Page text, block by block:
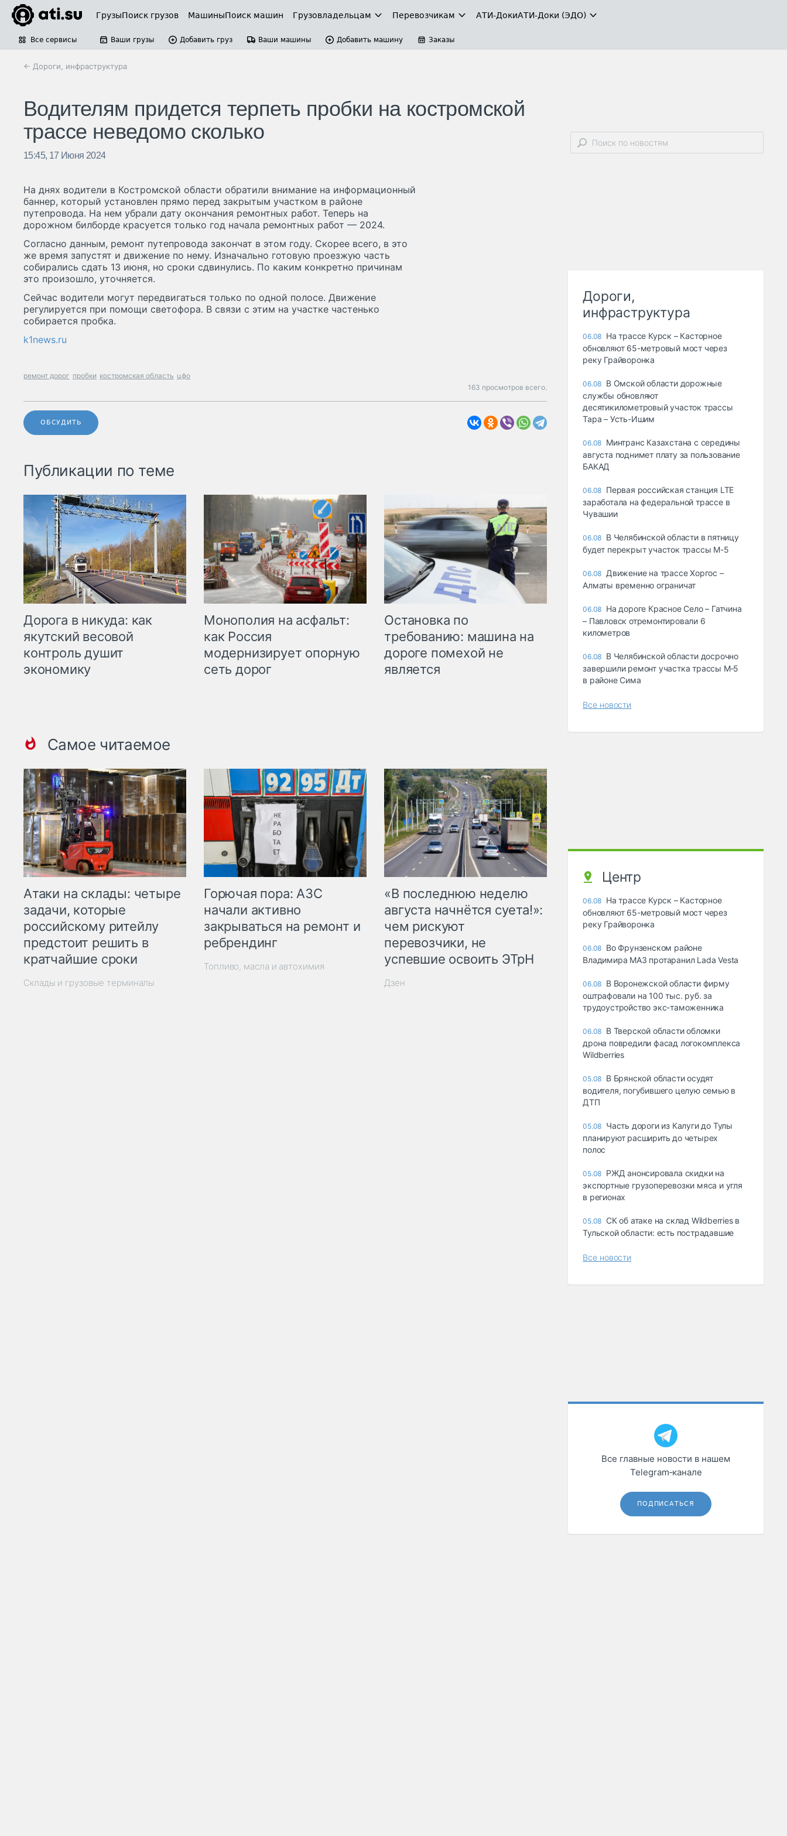
ГрузыПоиск грузов МашиныПоиск машин Грузовладельцам Перевозчикам АТИ-ДокиАТИ-Доки (ЭДО)
Все сервисы Ваши грузы Добавить груз Ваши машины Добавить машину Заказы
← Дороги, инфраструктура
Водителям придется терпеть пробки на костромской
трассе неведомо сколько
15:45, 17 Июня 2024
На днях водители в Костромской области обратили внимание на информационный
баннер, который установлен прямо перед закрытым участком в районе
путепровода. На нем убрали дату окончания ремонтных работ. Теперь на
дорожном билборде красуется только год начала ремонтных работ — 2024.
Согласно данным, ремонт путепровода закончат в этом году. Скорее всего, в это
же время запустят и движение по нему. Изначально готовую проезжую часть
собирались сдать 13 июня, но сроки сдвинулись. По каким конкретно причинам
это произошло, уточняется.
Сейчас водители могут передвигаться только по одной полосе. Движение
регулируется при помощи светофора. В связи с этим на участке частенько
собирается пробка.
k1news.ru
ремонт дорог пробки костромская область цфо
163 просмотров всего.
ОБСУДИТЬ
Публикации по теме
Дорога в никуда: как
якутский весовой
контроль душит
экономику
Монополия на асфальт:
как Россия
модернизирует опорную
сеть дорог
Остановка по
требованию: машина на
дороге помехой не
является
Самое читаемое
Атаки на склады: четыре
задачи, которые
российскому ритейлу
предстоит решить в
кратчайшие сроки
Склады и грузовые терминалы
Горючая пора: АЗС
начали активно
закрываться на ремонт и
ребрендинг
Топливо, масла и автохимия
«В последнюю неделю
августа начнётся суета!»:
чем рискуют
перевозчики, не
успевшие освоить ЭТрН
Дзен
Дороги,
инфраструктура
06.08 На трассе Курск – Касторное
обновляют 65-метровый мост через
реку Грайворонка
06.08 В Омской области дорожные
службы обновляют
десятикилометровый участок трассы
Тара – Усть-Ишим
06.08 Минтранс Казахстана с середины
августа поднимет плату за пользование
БАКАД
06.08 Первая российская станция LTE
заработала на федеральной трассе в
Чувашии
06.08 В Челябинской области в пятницу
будет перекрыт участок трассы М-5
06.08 Движение на трассе Хоргос –
Алматы временно ограничат
06.08 На дороге Красное Село – Гатчина
– Павловск отремонтировали 6
километров
06.08 В Челябинской области досрочно
завершили ремонт участка трассы М‑5
в районе Сима
Все новости
Центр
06.08 На трассе Курск – Касторное
обновляют 65-метровый мост через
реку Грайворонка
06.08 Во Фрунзенском районе
Владимира МАЗ протаранил Lada Vesta
06.08 В Воронежской области фирму
оштрафовали на 100 тыс. руб. за
трудоустройство экс-таможенника
06.08 В Тверской области обломки
дрона повредили фасад логокомплекса
Wildberries
05.08 В Брянской области осудят
водителя, погубившего целую семью в
ДТП
05.08 Часть дороги из Калуги до Тулы
планируют расширить до четырех
полос
05.08 РЖД анонсировала скидки на
экспортные грузоперевозки мяса и угля
в регионах
05.08 СК об атаке на склад Wildberries в
Тульской области: есть пострадавшие
Все новости
Все главные новости в нашем
Telegram‑канале
ПОДПИСАТЬСЯ